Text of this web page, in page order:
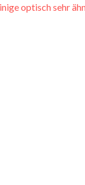
optisch sehr